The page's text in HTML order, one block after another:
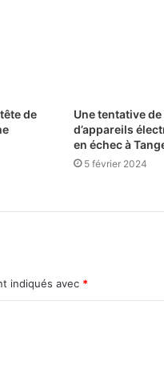
de
Une tentative
d’appareils
en échec à
5 février 2024
indiqués avec *